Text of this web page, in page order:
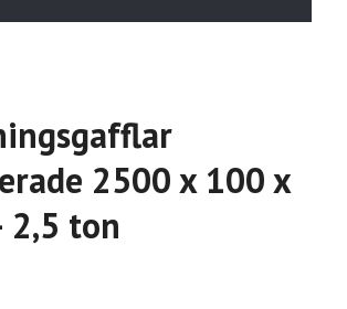
2500 x 100 x
2,5 ton